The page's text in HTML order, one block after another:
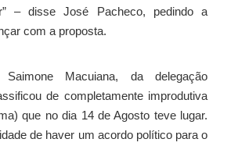
– disse José Pacheco, pedindo a
com a proposta.
Macuiana, da delegação
de completamente improdutiva
que no dia 14 de Agosto teve lugar.
de haver um acordo político para o